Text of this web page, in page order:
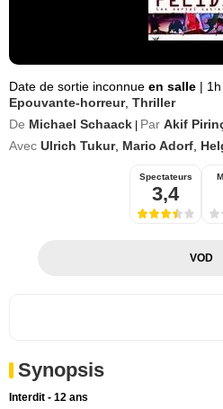
Date de sortie inconnue en salle |
Epouvante-horreur, Thriller
De Michael Schaack Par Akif
Avec Ulrich Tukur, Mario Adorf
Spectateurs
3,4
VOD
Synopsis
Interdit - 12 ans